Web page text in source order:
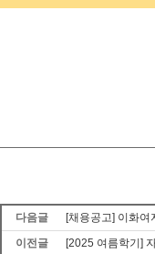
다음글
[채용공고] 이화
이전글
[2025 여름학기]